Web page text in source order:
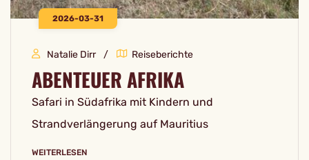
2026-03-31
Natalie Dirr Reiseberichte
ABENTEUER AFRIKA
Safari in Südafrika mit Kindern und
Strandverlängerung auf Mauritius
WEITERLESEN